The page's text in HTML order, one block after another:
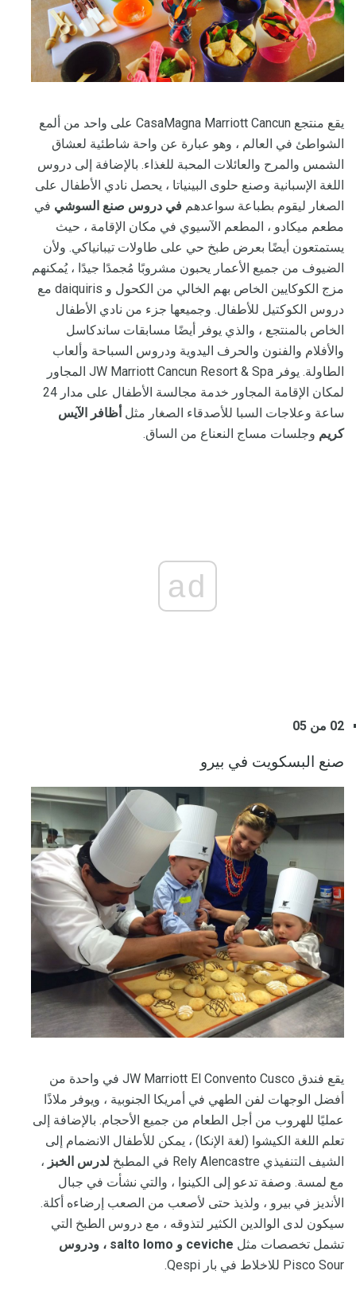
يقع منتجع CasaMagna Marriott Cancun على واحد من ألمع
الشواطئ في العالم ، وهو عبارة عن واحة شاطئية لعشاق
الشمس والمرح والعائلات المحبة للغذاء. بالإضافة إلى دروس
اللغة الإسبانية وصنع حلوى البينياتا ، يحصل نادي الأطفال على
الصغار ليقوم بطباعة سواعدهم في دروس صنع السوشي في
مطعم ميكادو ، المطعم الآسيوي في مكان الإقامة ، حيث
يستمتعون أيضًا بعرض طبخ حي على طاولات تيبانياكي. ولأن
الضيوف من جميع الأعمار يحبون مشروبًا مُجمدًا جيدًا ، يُمكنهم
مزج الكوكايين الخاص بهم الخالي من الكحول و daiquiris مع
دروس الكوكتيل للأطفال. وجميعها جزء من نادي الأطفال
الخاص بالمنتجع ، والذي يوفر أيضًا مسابقات ساندكاسل
والأفلام والفنون والحرف اليدوية ودروس السباحة وألعاب
الطاولة. يوفر JW Marriott Cancun Resort & Spa المجاور
لمكان الإقامة المجاور خدمة مجالسة الأطفال على مدار 24
ساعة وعلاجات السبا للأصدقاء الصغار مثل أظافر الآيس
كريم وجلسات مساج النعناع من الساق.
ad
02 من 05
صنع البسكويت في بيرو
يقع فندق JW Marriott El Convento Cusco في واحدة من
أفضل الوجهات لفن الطهي في أمريكا الجنوبية ، ويوفر ملاذًا
عمليًا للهروب من أجل الطعام من جميع الأحجام. بالإضافة إلى
تعلم اللغة الكيشوا (لغة الإنكا) ، يمكن للأطفال الانضمام إلى
الشيف التنفيذي Rely Alencastre في المطبخ
لدرس الخبز ،
مع لمسة. وصفة تدعو إلى الكينوا ، والتي نشأت في جبال
الأنديز في بيرو ، ولذيذ حتى لأصعب من الصعب إرضاءه أكلة.
سيكون لدى الوالدين الكثير لتذوقه ، مع دروس الطبخ التي
تشمل تخصصات مثل ceviche و salto lomo ، ودروس
Pisco Sour للاخلاط في بار Qespi.